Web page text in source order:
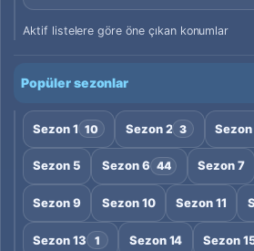
Aktif listelere göre öne çıkan konumlar
Popüler sezonlar
Sezon 1 10 Sezon 2 3 Sezon
Sezon 5 Sezon 6 44 Sezon 7
Sezon 9 Sezon 10 Sezon 11
Sezon 13 1 Sezon 14 Sezon